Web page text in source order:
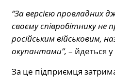
“За версією провладних
своєму співробітнику
російським військовим,
окупантами”, – йдеться
За це підприємця